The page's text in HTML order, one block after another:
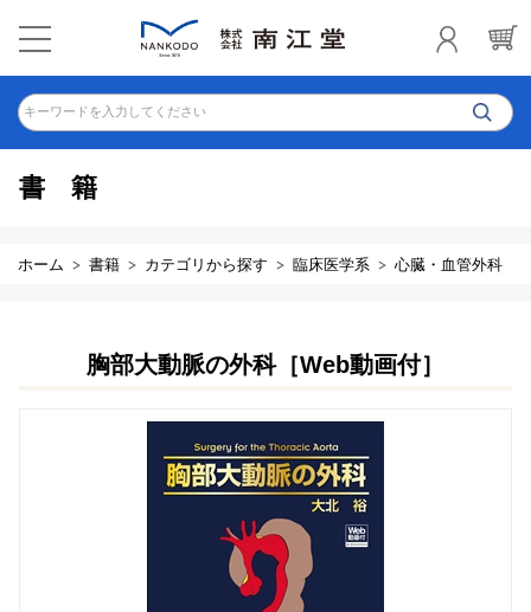
キーワードを入力してください
書籍
ホーム 書籍 カテゴリから探す 臨床医学系 心臓・血管外科
胸部大動脈の外科［Web動画付］